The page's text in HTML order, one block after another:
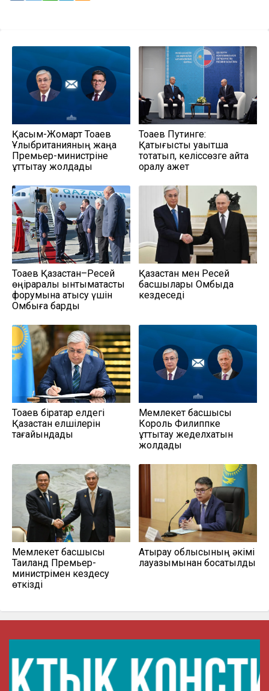
Қасым-Жомарт Тоқаев
Ұлыбританияның жаңа
Премьер-министріне
құттықтау жолдады
Тоқаев Путинге:
Қақтығысты уақытша
тоқтатып, келіссөзге қайта
оралу қажет
Тоқаев Қазақстан–Ресей
өңіраралық ынтымақтастық
форумына қатысу үшін
Омбыға барды
Қазақстан мен Ресей
басшылары Омбыда
кездеседі
Тоқаев бірқатар елдегі
Қазақстан елшілерін
тағайындады
Мемлекет басшысы
Король Филиппке
құттықтау жеделхатын
жолдады
Мемлекет басшысы
Таиланд Премьер-
министрімен кездесу
өткізді
Атырау облысының әкімі
лауазымынан босатылды